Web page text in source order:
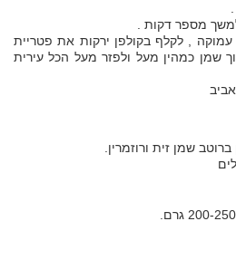
עמוקה , לקלף בקולפן ירקות את פטריית
שמן כמהין מעל ולפזר מעל הכל עירית
שמן זית ורוזמרין.